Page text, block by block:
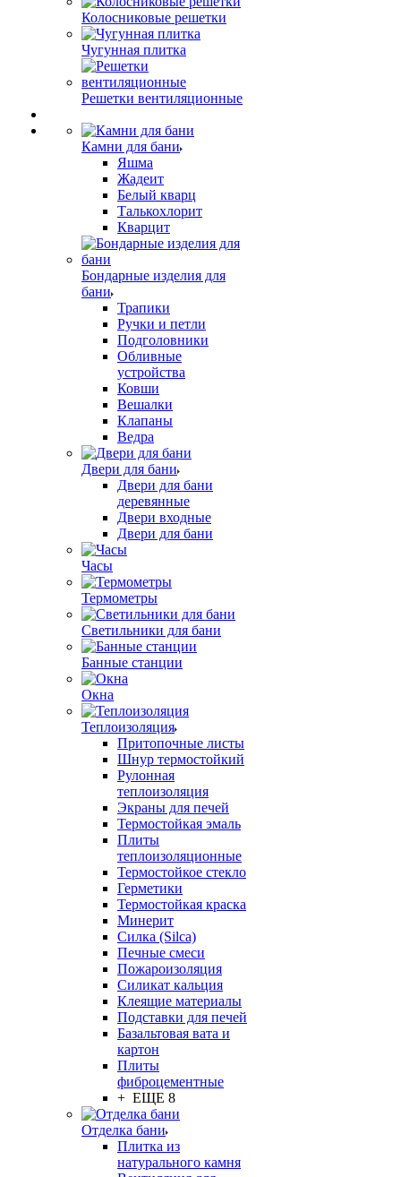
Колосниковые решетки
Чугунная плитка
Решетки вентиляционные
Камни для бани
Яшма
Жадеит
Белый кварц
Талькохлорит
Кварцит
Бондарные изделия для
бани
Трапики
Ручки и петли
Подголовники
Обливные
устройства
Ковши
Вешалки
Клапаны
Ведра
Двери для бани
Двери для бани
деревянные
Двери входные
Двери для бани
Часы
Термометры
Светильники для бани
Банные станции
Окна
Теплоизоляция
Притопочные листы
Шнур термостойкий
Рулонная
теплоизоляция
Экраны для печей
Термостойкая эмаль
Плиты
теплоизоляционные
Термостойкое стекло
Герметики
Термостойкая краска
Минерит
Силка (Silca)
Печные смеси
Пожароизоляция
Силикат кальция
Клеящие материалы
Подставки для печей
Базальтовая вата и
картон
Плиты
фиброцементные
+ ЕЩЕ 8
Отделка бани
Плитка из
натурального камня